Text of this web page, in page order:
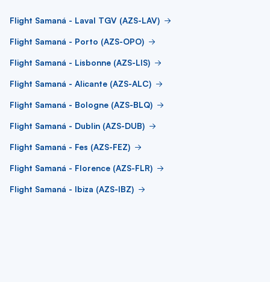
Flight Samaná - Laval TGV (AZS-LAV)
Flight Samaná - Porto (AZS-OPO)
Flight Samaná - Lisbonne (AZS-LIS)
Flight Samaná - Alicante (AZS-ALC)
Flight Samaná - Bologne (AZS-BLQ)
Flight Samaná - Dublin (AZS-DUB)
Flight Samaná - Fes (AZS-FEZ)
Flight Samaná - Florence (AZS-FLR)
Flight Samaná - Ibiza (AZS-IBZ)